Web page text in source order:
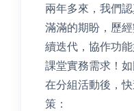
兩年多來，我們
滿滿的期盼，歷
續迭代，協作功
課堂實務需求！
在分組活動後，
策：